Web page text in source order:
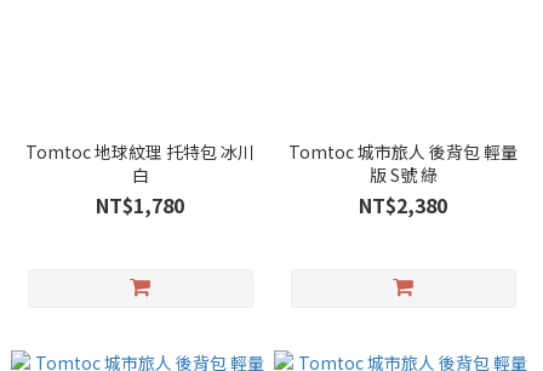
Tomtoc 地球紋理 托特包 冰川
白
NT$1,780
Tomtoc 城市旅人 後背包 輕量
版 S號 綠
NT$2,380